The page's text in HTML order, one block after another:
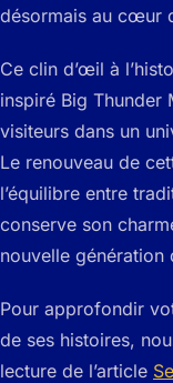
désormais au cœur
Ce clin d’œil à
inspiré Big Thunder
visiteurs dans un
Le renouveau de
l’équilibre entre
conserve son
nouvelle génération
Pour approfondir
de ses histoires,
lecture de l’article